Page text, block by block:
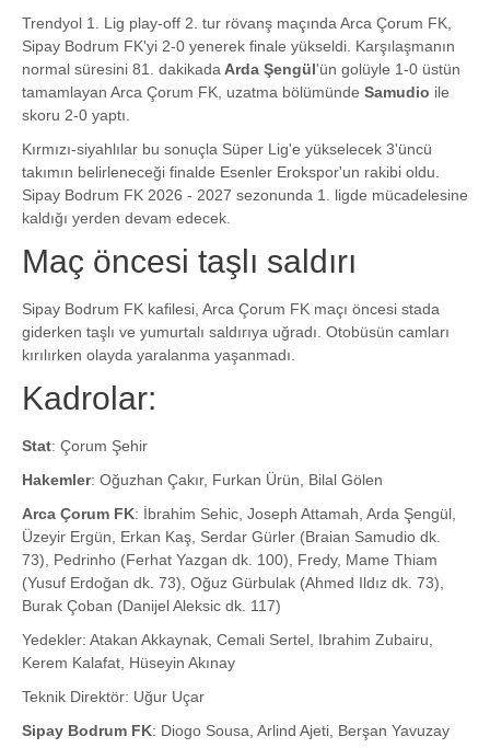
Trendyol 1. Lig play-off 2. tur rövanş maçında Arca Çorum FK,
Sipay Bodrum FK'yi 2-0 yenerek finale yükseldi. Karşılaşmanın
normal süresini 81. dakikadaArda Şengül'ün golüyle 1-0 üstün
tamamlayan Arca Çorum FK, uzatma bölümünde Samudio ile
skoru 2-0 yaptı.
Kırmızı-siyahlılar bu sonuçla Süper Lig'e yükselecek 3'üncü
takımın belirleneceği finalde Esenler Erokspor'un rakibi oldu.
Sipay Bodrum FK 2026 - 2027 sezonunda 1. ligde mücadelesine
kaldığı yerden devam edecek.
Maç öncesi taşlı saldırı
Sipay Bodrum FK kafilesi, Arca Çorum FK maçı öncesi stada
giderken taşlı ve yumurtalı saldırıya uğradı. Otobüsün camları
kırılırken olayda yaralanma yaşanmadı.
Kadrolar:
Stat: Çorum Şehir
Hakemler: Oğuzhan Çakır, Furkan Ürün, Bilal Gölen
Arca Çorum FK: İbrahim Sehic, Joseph Attamah, Arda Şengül,
Üzeyir Ergün, Erkan Kaş, Serdar Gürler (Braian Samudio dk.
73), Pedrinho (Ferhat Yazgan dk. 100), Fredy, Mame Thiam
(Yusuf Erdoğan dk. 73), Oğuz Gürbulak (Ahmed Ildız dk. 73),
Burak Çoban (Danijel Aleksic dk. 117)
Yedekler: Atakan Akkaynak, Cemali Sertel, Ibrahim Zubairu,
Kerem Kalafat, Hüseyin Akınay
Teknik Direktör: Uğur Uçar
Sipay Bodrum FK: Diogo Sousa, Arlind Ajeti, Berşan Yavuzay